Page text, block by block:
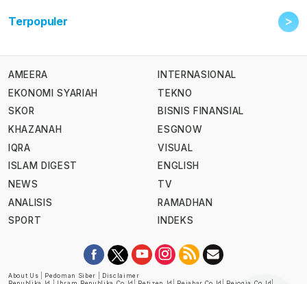
Terpopuler >
AMEERA
EKONOMI SYARIAH
SKOR
KHAZANAH
IQRA
ISLAM DIGEST
NEWS
ANALISIS
SPORT
INTERNASIONAL
TEKNO
BISNIS FINANSIAL
ESGNOW
VISUAL
ENGLISH
TV
RAMADHAN
INDEKS
About Us Pedoman Siber
Disclaimer